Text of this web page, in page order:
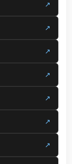
↗
↗
↗
↗
↗
↗
↗